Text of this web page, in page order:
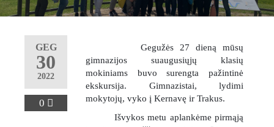
suaugusiųjų
GEG
30
2022
0
Gegužės 27 dieną mūsų
gimnazijos suaugusiųjų klasių
mokiniams buvo surengta pažintinė
ekskursija. Gimnazistai, lydimi
mokytojų, vyko į Kernavę ir Trakus.
Išvykos metu aplankėme pirmąją